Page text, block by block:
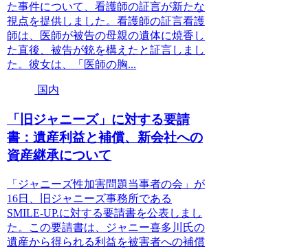
た事件について、看護師の証言が新たな
視点を提供しました。看護師の証言看護
師は、医師が被告の母親の遺体に焼香し
た直後、被告が銃を構えたと証言しまし
た。彼女は、「医師の胸...
国内
「旧ジャニーズ」に対する要請
書：遺産利益と補償、新会社への
資産継承について
「ジャニーズ性加害問題当事者の会」が
16日、旧ジャニーズ事務所である
SMILE-UP.に対する要請書を公表しまし
た。この要請書は、ジャニー喜多川氏の
遺産から得られる利益を被害者への補償